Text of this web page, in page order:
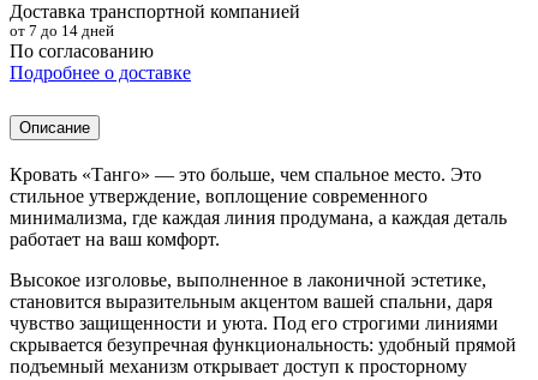
Доставка транспортной компанией
от 7 до 14 дней
По согласованию
Подробнее о доставке
Описание
Кровать «Танго» — это больше, чем спальное место. Это
стильное утверждение, воплощение современного
минимализма, где каждая линия продумана, а каждая деталь
работает на ваш комфорт.
Высокое изголовье, выполненное в лаконичной эстетике,
становится выразительным акцентом вашей спальни, даря
чувство защищенности и уюта. Под его строгими линиями
скрывается безупречная функциональность: удобный прямой
подъемный механизм открывает доступ к просторному